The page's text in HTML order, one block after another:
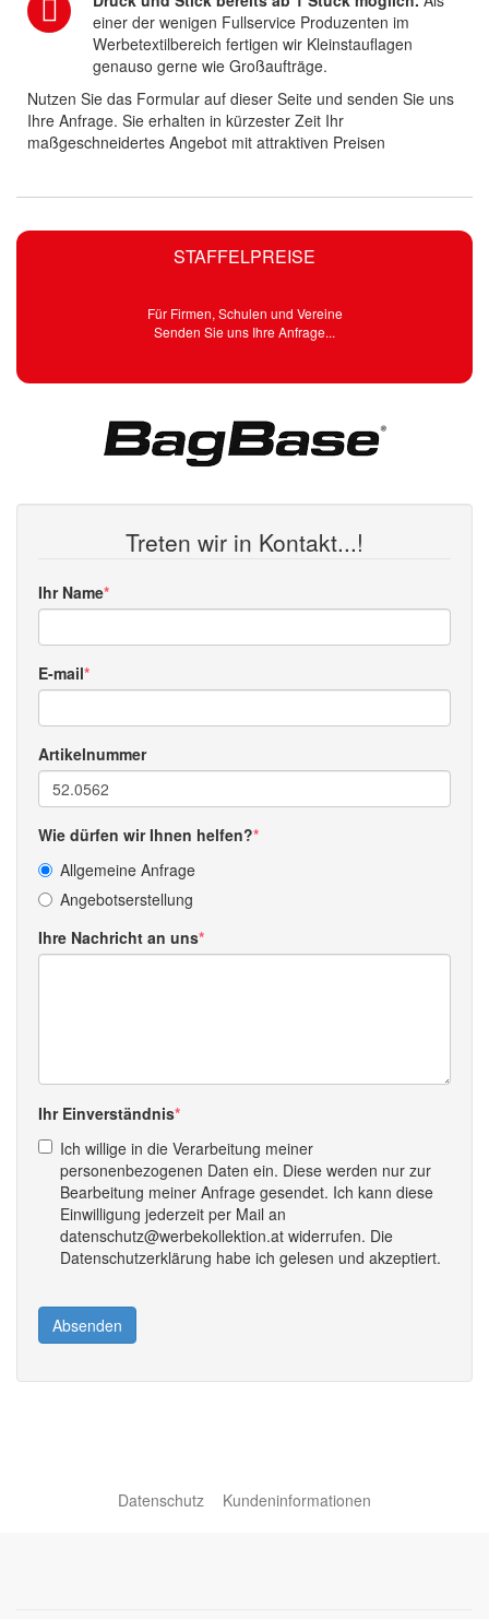
STAFFELPREISE
Für Firmen, Schulen und Vereine
Senden Sie uns Ihre Anfrage...
Treten wir in Kontakt...!
Ihr Name
E-mail
Artikelnummer
Wie dürfen wir Ihnen helfen?
Allgemeine Anfrage
Angebotserstellung
Ihre Nachricht an uns
Ihr Einverständnis
Ich willige in die Verarbeitung meiner
personenbezogenen Daten ein. Diese werden nur zur
Bearbeitung meiner Anfrage gesendet. Ich kann diese
Einwilligung jederzeit per Mail an
datenschutz@werbekollektion.at widerrufen. Die
Datenschutzerklärung habe ich gelesen und akzeptiert.
Absenden
einer der wenigen Fullservice Produzenten im
Werbetextilbereich fertigen wir Kleinstauflagen
genauso gerne wie Großaufträge.
Nutzen Sie das Formular auf dieser Seite und senden Sie uns
Ihre Anfrage. Sie erhalten in kürzester Zeit Ihr
maßgeschneidertes Angebot mit attraktiven Preisen
Datenschutz Kundeninformationen